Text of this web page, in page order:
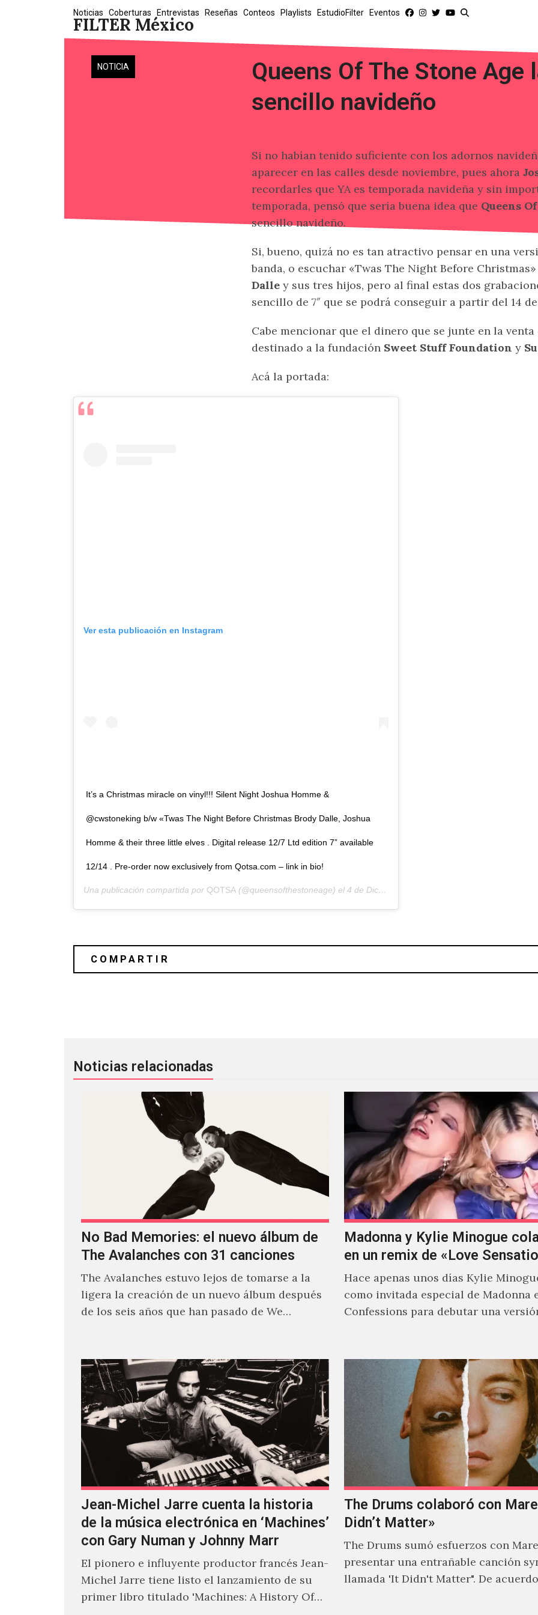
FILTER México
Noticias Coberturas Entrevistas Reseñas Conteos Playlists EstudioFilter Eventos
NOTICIA
Queens Of The Stone Age
sencillo navideño
Si no habían tenido suficiente con los adornos
aparecer en las calles desde noviembre, pues ahora
recordarles que YA es temporada navideña y sin
temporada, pensó que sería buena idea que Queens
sencillo navideño.
Si, bueno, quizá no es tan atractivo pensar en una
banda, o escuchar «Twas The Night Before
Dalle y sus tres hijos, pero al final estas dos
sencillo de 7″ que se podrá conseguir a partir del 14
Cabe mencionar que el dinero que se junte en la
destinado a la fundación Sweet Stuff Foundation y
Acá la portada:
Ver esta publicación en Instagram
It’s a Christmas miracle on vinyl!!! Silent Night Joshua Homme &
@cwstoneking b/w «Twas The Night Before Christmas Brody Dalle, Joshua
Homme & their three little elves . Digital release 12/7 Ltd edition 7” available
12/14 . Pre-order now exclusively from Qotsa.com – link in bio!
Una publicación compartida por QOTSA (@queensofthestoneage) el 4 de Dic de 2018 a las 9:03 PST
Noticias relacionadas
No Bad Memories: el nuevo álbum de
The Avalanches con 31 canciones
The Avalanches estuvo lejos de tomarse a la
ligera la creación de un nuevo álbum después
de los seis años que han pasado de We…
Madonna y Kylie Minogue
en un remix de «Love
Hace apenas unos días Kylie
como invitada especial de Madonna
Confessions para debutar una
Jean-Michel Jarre cuenta la historia
de la música electrónica en ‘Machines’
con Gary Numan y Johnny Marr
El pionero e influyente productor francés Jean-
Michel Jarre tiene listo el lanzamiento de su
primer libro titulado 'Machines: A History Of
The Drums colaboró con
Didn’t Matter»
The Drums sumó esfuerzos con
presentar una entrañable canción
llamada 'It Didn't Matter". De